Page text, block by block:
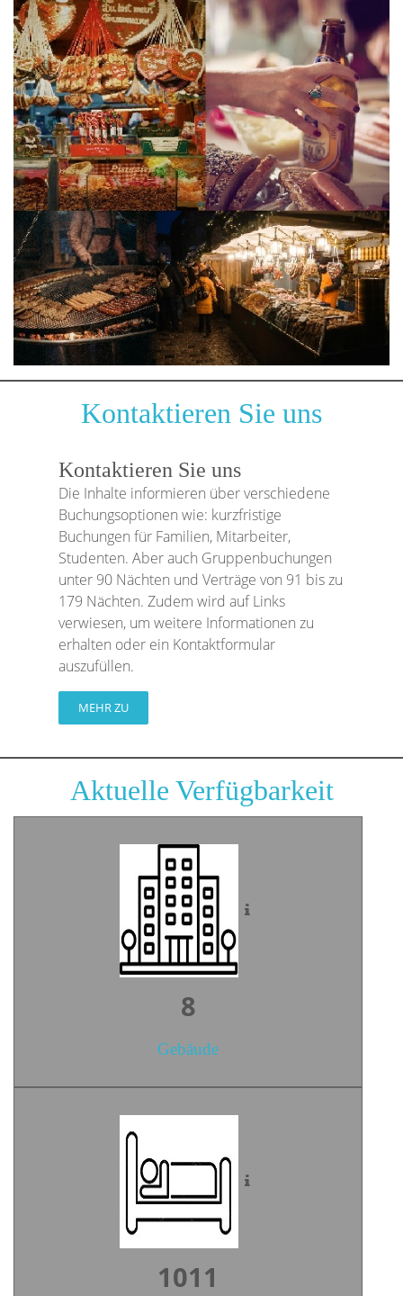
Kontaktieren Sie uns
Kontaktieren Sie uns
Die Inhalte informieren über verschiedene
Buchungsoptionen wie: kurzfristige
Buchungen für Familien, Mitarbeiter,
Studenten. Aber auch Gruppenbuchungen
unter 90 Nächten und Verträge von 91 bis zu
179 Nächten. Zudem wird auf Links
verwiesen, um weitere Informationen zu
erhalten oder ein Kontaktformular
auszufüllen.
MEHR ZU
Aktuelle Verfügbarkeit
10
Gebäude
1404